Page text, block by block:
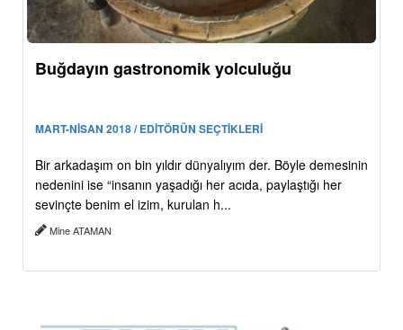
Buğdayın gastronomik yolculuğu
MART-NİSAN 2018 / EDİTÖRÜN SEÇTİKLERİ
Bir arkadaşım on bin yıldır dünyalıyım der. Böyle demesinin
nedenini ise “insanın yaşadığı her acıda, paylaştığı her
sevinçte benim el izim, kurulan h...
Mine ATAMAN